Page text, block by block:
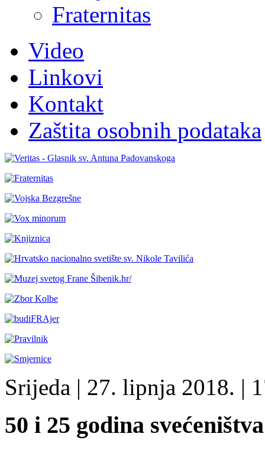
Fraternitas
Video
Linkovi
Kontakt
Zaštita osobnih podataka
Srijeda | 27. lipnja 2018. |
50 i 25 godina svećeništva